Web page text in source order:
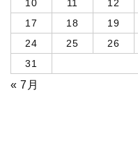
10
11 12
17
18 19
24
25 26
31
« 7月